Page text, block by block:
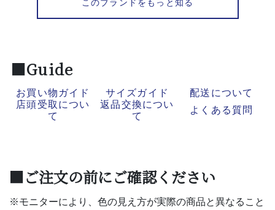
このブランドをもっと知る
■Guide
お買い物ガイド サイズガイド
配送について
店頭受取につい
て
返品交換につい
て
よくある質問
■ご注文の前にご確認ください
※モニターにより、色の見え方が実際の商品と異なること